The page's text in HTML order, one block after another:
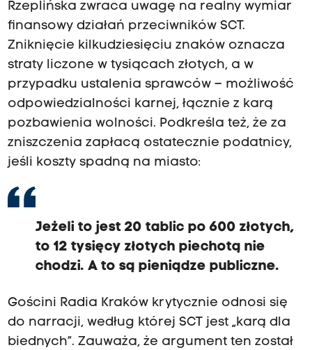
Rzeplińska zwraca uwagę na realny wymiar
finansowy działań przeciwników SCT.
Zniknięcie kilkudziesięciu znaków oznacza
straty liczone w tysiącach złotych, a w
przypadku ustalenia sprawców – możliwość
odpowiedzialności karnej, łącznie z karą
pozbawienia wolności. Podkreśla też, że za
zniszczenia zapłacą ostatecznie podatnicy,
jeśli koszty spadną na miasto:
Jeżeli to jest 20 tablic po 600 złotych,
to 12 tysięcy złotych piechotą nie
chodzi. A to są pieniądze publiczne.
Gościni Radia Kraków krytycznie odnosi się
do narracji, według której SCT jest „karą dla
biednych”. Zauważa, że argument ten został